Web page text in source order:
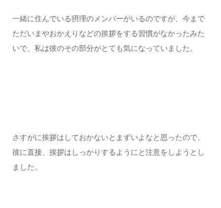
一緒に住んでいる摂理のメンバーがいるのですが、今まで
ただいまやおかえりなどの挨拶をする習慣がなかったみた
いで、私は彼のその部分がとても気になっていました。
さすがに挨拶はしておかないとまずいよなと思ったので、
彼に直接、挨拶はしっかりするようにと注意をしようとし
ました。